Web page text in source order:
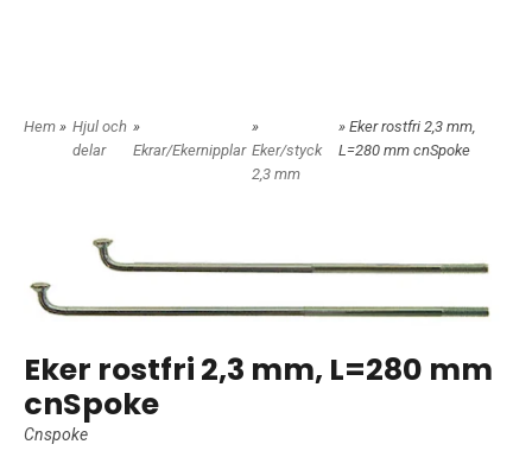
Hem » Hjul och
delar
»
Ekrar/Ekernipplar
»
Eker/styck
2,3 mm
» Eker rostfri 2,3 mm,
L=280 mm cnSpoke
Eker rostfri 2,3 mm, L=280 mm
cnSpoke
Cnspoke